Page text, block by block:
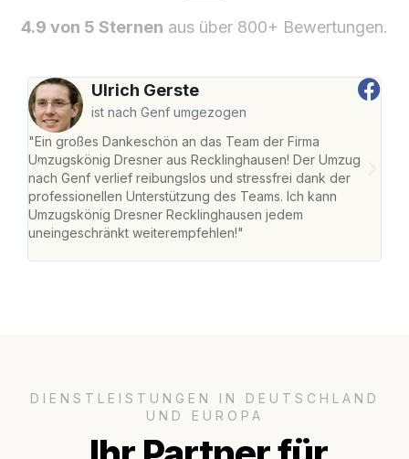
4.9 von 5 Sternen aus über 800+ Bewertungen.
Ulrich Gerste
ist nach Genf umgezogen
"Ein großes Dankeschön an das Team der Firma
Umzugskönig Dresner aus Recklinghausen! Der Umzug
nach Genf verlief reibungslos und stressfrei dank der
professionellen Unterstützung des Teams. Ich kann
Umzugskönig Dresner Recklinghausen jedem
uneingeschränkt weiterempfehlen!"
DIENSTLEISTUNGEN IN DEUTSCHLAND
UND EUROPA